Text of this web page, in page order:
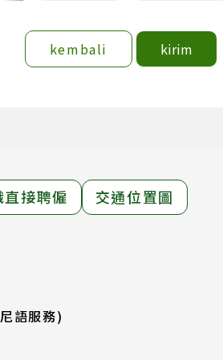
kembali kirim
直接聘僱 交通位置圖
語服務)